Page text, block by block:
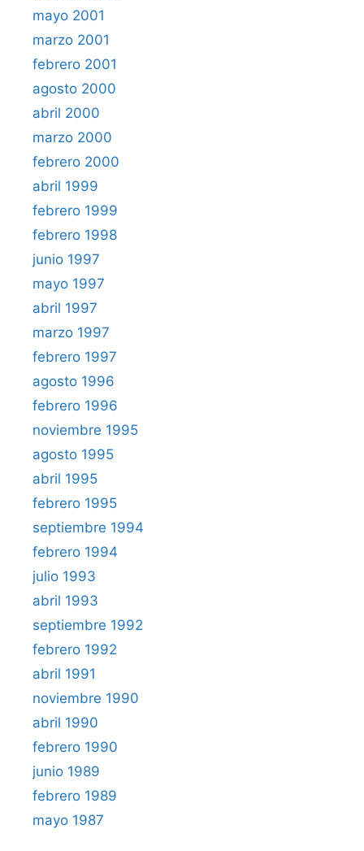
mayo 2001
marzo 2001
febrero 2001
agosto 2000
abril 2000
marzo 2000
febrero 2000
abril 1999
febrero 1999
febrero 1998
junio 1997
mayo 1997
abril 1997
marzo 1997
febrero 1997
agosto 1996
febrero 1996
noviembre 1995
agosto 1995
abril 1995
febrero 1995
septiembre 1994
febrero 1994
julio 1993
abril 1993
septiembre 1992
febrero 1992
abril 1991
noviembre 1990
abril 1990
febrero 1990
junio 1989
febrero 1989
mayo 1987